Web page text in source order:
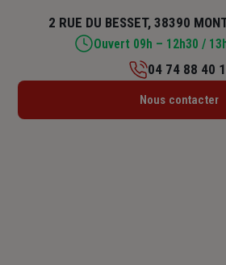
2 RUE DU BESSET, 38390
Lundi : 14h30 – 18h
04 74 88 40
Nous contacter